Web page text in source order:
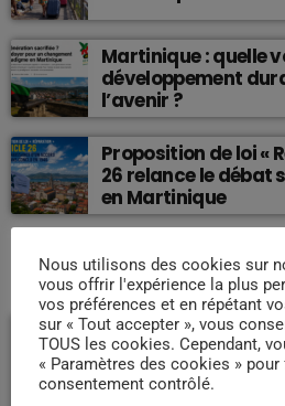
Martinique : quelle
développement
l’avenir ?
Proposition de loi «
26 relance le débat
en Martinique
EMISSION EN COURS
Nous utilisons des cookies sur
vous offrir l'expérience la plus
vos préférences et en répétant
sur « Tout accepter », vous
TOUS les cookies. Cependant,
« Paramètres des cookies »
consentement contrôlé.